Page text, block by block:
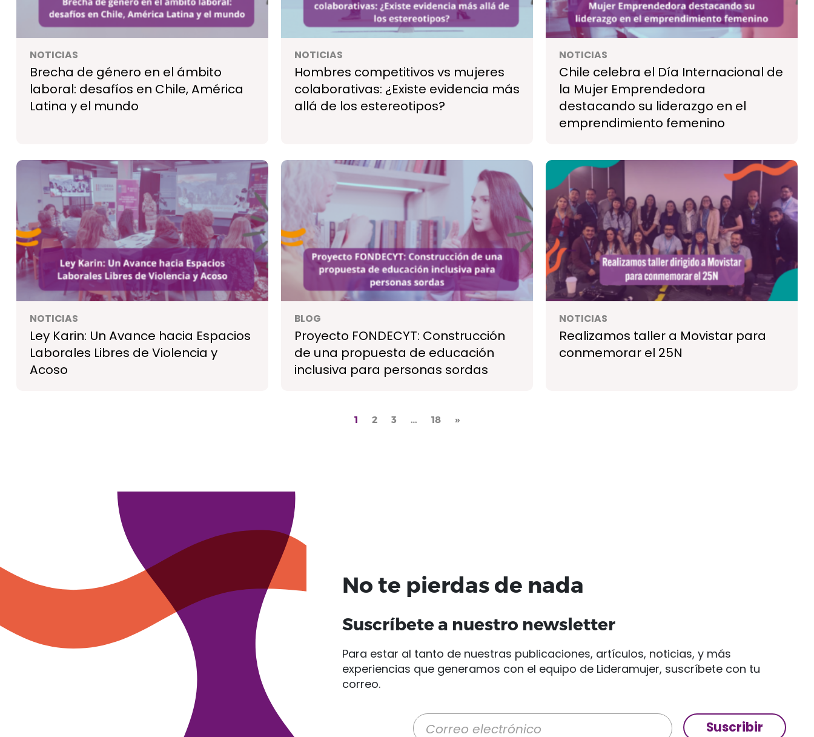
NOTICIAS
Brecha de género en el ámbito
laboral: desafíos en Chile, América
Latina y el mundo
NOTICIAS
Hombres competitivos vs mujeres
colaborativas: ¿Existe evidencia más
allá de los estereotipos?
NOTICIAS
Chile celebra el Día Internacional de
la Mujer Emprendedora
destacando su liderazgo en el
emprendimiento femenino
NOTICIAS
Ley Karin: Un Avance hacia Espacios
Laborales Libres de Violencia y
Acoso
BLOG
Proyecto FONDECYT: Construcción
de una propuesta de educación
inclusiva para personas sordas
NOTICIAS
Realizamos taller a Movistar para
conmemorar el 25N
1 2 3 … 18 »
No te pierdas de nada
Suscríbete a nuestro newsletter
Para estar al tanto de nuestras publicaciones, artículos, noticias, y más
experiencias que generamos con el equipo de Lideramujer, suscríbete con tu
correo.
Correo electrónico Suscribir